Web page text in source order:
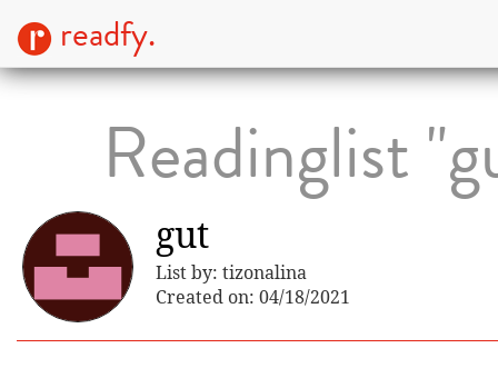
readfy.
Readinglist
gut
List by: tizonalina
Created on: 04/18/2021